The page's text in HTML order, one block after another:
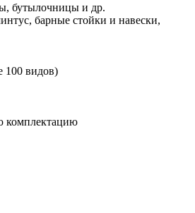
бутылочницы и др.
барные стойки и навески,
100 видов)
комплектацию